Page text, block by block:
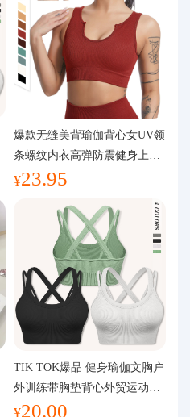
爆款无缝美背瑜伽背心女UV领
条螺纹内衣高弹防震健身上装
运动文胸
¥23.95
TIK TOK爆品 健身瑜伽文胸户
外训练带胸垫背心外贸运动瑜
伽服女
¥20.00